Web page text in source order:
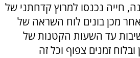
חייה נכנסו למרוץ קדחתני של
מכן בונים לוח השראה של
עד השעות הקטנות של
זמנים צפוף וכל זה